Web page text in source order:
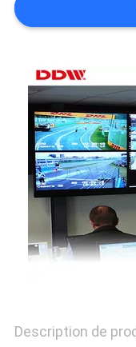
CASE
PLAN
SITE
PRIVACY
POLICY
Description de